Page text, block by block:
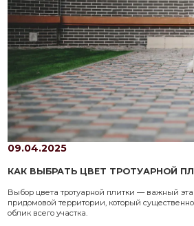
09.04.2025
КАК ВЫБРАТЬ ЦВЕТ ТРОТУАРНОЙ
Выбор цвета тротуарной плитки — важный
придомовой территории, который
облик всего участка.